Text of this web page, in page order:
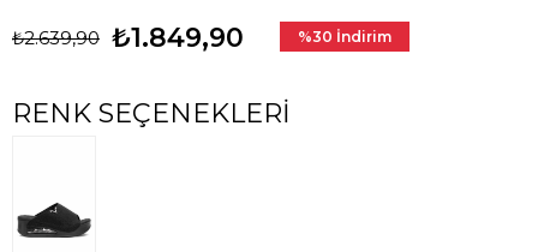
₺2.639,90 ₺1.849,90 %30 İndirim
RENK SEÇENEKLERI